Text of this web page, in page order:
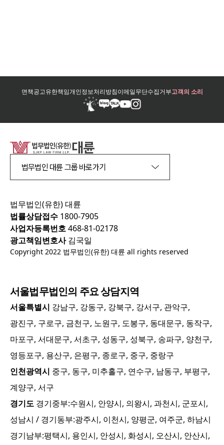
면책공고유한책임개인정보처리방침이메일무단수집거부고객의 소리
법무법인 대륜 그룹 바로가기
법무법인(유한) 대륜
법률상담접수 1800-7905
사업자등록번호468-81-02178
광고책임변호사김국일
Copyright 2022 법무법인(유한) 대륜 all rights reserved
서울법무법인의 주요 상담지역
서울특별시 강남구, 강동구, 강북구, 강서구, 관악구,
광진구, 구로구, 금천구, 노원구, 도봉구, 동대문구, 동작구,
마포구, 서대문구, 서초구, 성동구, 성북구, 송파구, 양천구,
영등포구, 용산구, 은평구, 종로구, 중구, 중랑구
인천광역시 중구, 동구, 미추홀구, 연수구, 남동구, 부평구,
계양구, 서구
경기도 경기중부:수원시, 안양시, 의왕시, 과천시, 군포시,
성남시 / 경기동부:광주시, 이천시, 양평군, 여주군, 하남시
경기남부:평택시, 용인시, 안성시, 화성시, 오산시, 안산시,